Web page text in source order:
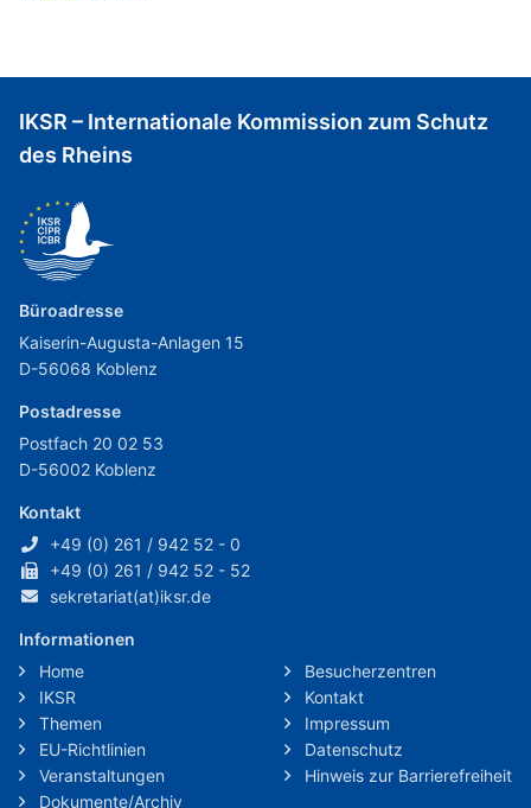
IKSR – Internationale Kommission zum Schutz
des Rheins
Büroadresse
Kaiserin-Augusta-Anlagen 15
D-56068 Koblenz
Postadresse
Postfach 20 02 53
D-56002 Koblenz
Kontakt
+49 (0) 261 / 942 52 - 0
+49 (0) 261 / 942 52 - 52
sekretariat(at)iksr.de
Informationen
Home
IKSR
Themen
EU-Richtlinien
Veranstaltungen
Dokumente/Archiv
Besucherzentren
Kontakt
Impressum
Datenschutz
Hinweis zur Barrierefreiheit